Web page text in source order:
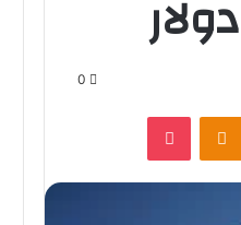
0
Odnoklassniki
‫Pocket